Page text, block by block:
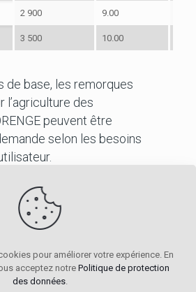
2 900
3 500
9.00
10.00
de base, les remorques
l’agriculture des
peuvent être
selon les besoins
BENNES AGRICOLES D'OCCASION
pour améliorer votre expérience. En
acceptez notre Politique de protection
des données.